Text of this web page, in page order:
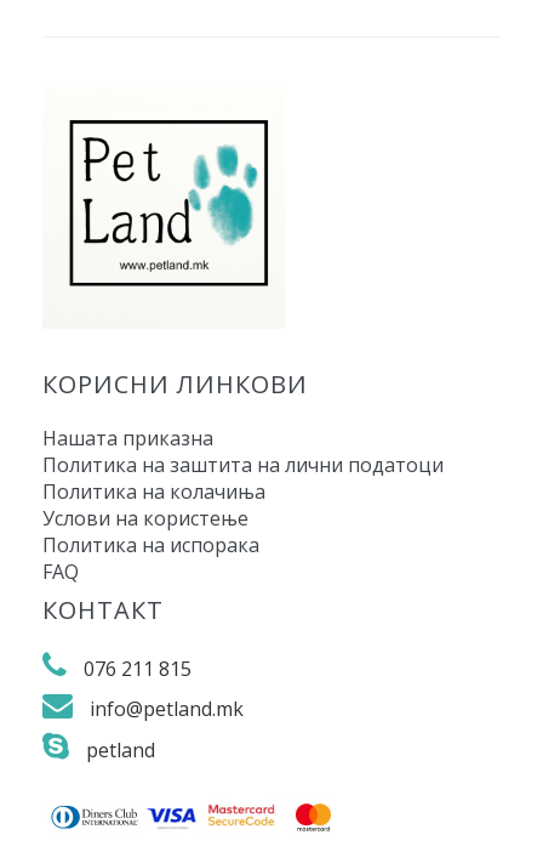
КОРИСНИ ЛИНКОВИ
Нашата приказна
Политика на заштита на лични податоци
Политика на колачиња
Услови на користење
Политика на испорака
FAQ
КОНТАКТ
076 211 815
info@petland.mk
petland